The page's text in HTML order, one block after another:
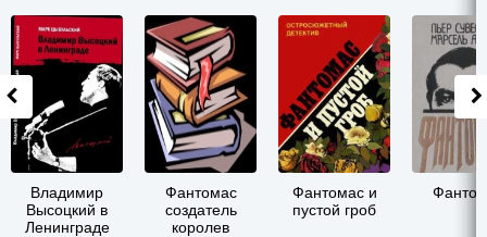
Владимир
Высоцкий в
Ленинграде
Фантомас
создатель
королев
Фантомас и
пустой гроб